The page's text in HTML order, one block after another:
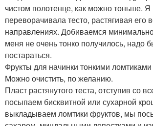
чистом полотенце, как можно тоньше. Я
переворачивала тесто, растягивая его
направлениях. Добиваемся
меня не очень тонко получилось, надо
постараться.
Фрукты для начинки тонкими ломтиками
Можно очистить, по желанию.
Пласт растянутого теста, отступив со
посыпаем бисквитной или сухарной
выкладываем ломтики фруктов, мы